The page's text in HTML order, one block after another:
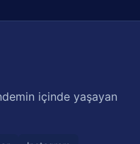
içinde yaşayan